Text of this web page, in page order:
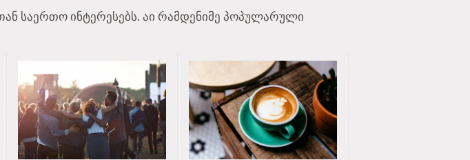
საერთო ინტერესებს. აი რამდენიმე პოპულარული